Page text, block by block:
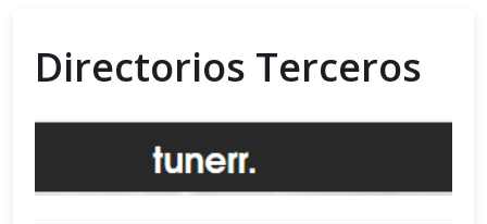
Directorios Terceros